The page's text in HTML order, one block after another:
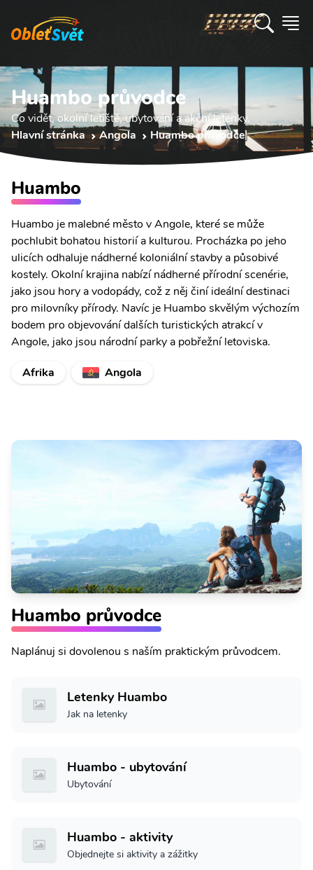
Huambo průvodce
Co vidět, okolní letiště, ubytování a akční letenky.
Hlavní stránka
Angola Huambo průvodce
Huambo
Huambo je malebné město v Angole, které se může
pochlubit bohatou historií a kulturou. Procházka po jeho
ulicích odhaluje nádherné koloniální stavby a působivé
kostely. Okolní krajina nabízí nádherné přírodní scenérie,
jako jsou hory a vodopády, což z něj činí ideální destinaci
pro milovníky přírody. Navíc je Huambo skvělým výchozím
bodem pro objevování dalších turistických atrakcí v
Angole, jako jsou národní parky a pobřežní letoviska.
Afrika
Angola
Huambo průvodce
Naplánuj si dovolenou s naším praktickým průvodcem.
Letenky Huambo
Jak na letenky
Huambo - ubytování
Ubytování
Huambo - aktivity
Objednejte si aktivity a zážitky